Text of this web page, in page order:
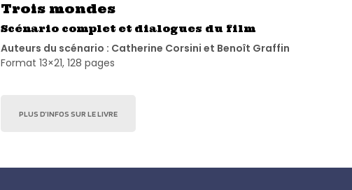
Trois mondes
Scénario complet et dialogues du film
Auteurs du scénario : Catherine Corsini et Benoît Graffin
Format 13×21, 128 pages
PLUS D’INFOS SUR LE LIVRE